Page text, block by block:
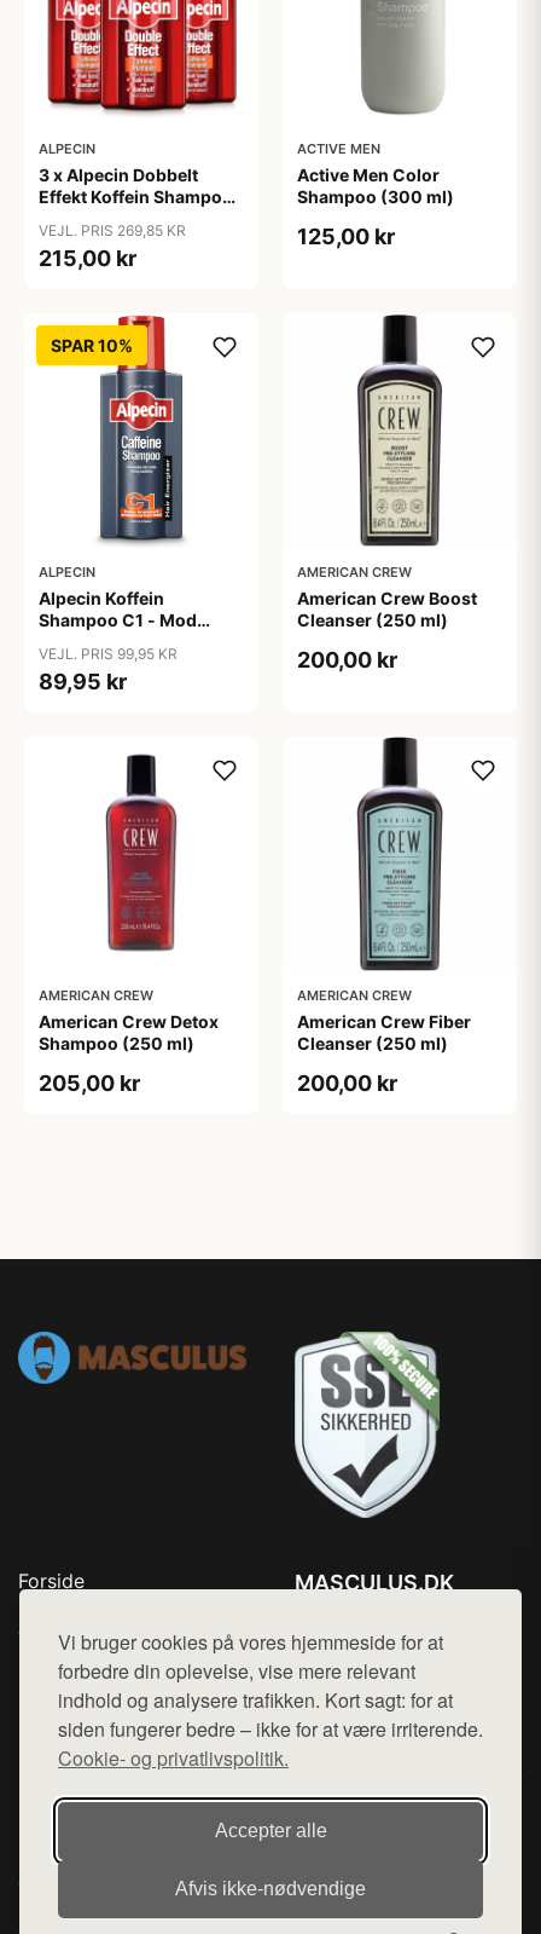
Vi bruger cookies på vores hjemmeside for at
forbedre din oplevelse, vise mere relevant
indhold og analysere trafikken. Kort sagt: for at
siden fungerer bedre – ikke for at være irriterende.
Cookie- og privatlivspolitik.
Accepter alle
Afvis ikke‑nødvendige
ALPECIN
3 x Alpecin Dobbelt
Effekt Koffein Shampoo
VEJL. PRIS 269,85 KR
215,00 kr
ACTIVE MEN
Active Men Color
Shampoo (300 ml)
125,00 kr
SPAR 10%
ALPECIN
Alpecin Koffein
Shampoo C1 - Mod
VEJL. PRIS 99,95 KR
89,95 kr
AMERICAN CREW
American Crew Boost
Cleanser (250 ml)
200,00 kr
AMERICAN CREW
American Crew Detox
Shampoo (250 ml)
205,00 kr
AMERICAN CREW
American Crew Fiber
Cleanser (250 ml)
200,00 kr
Forside
Top Rabatter
Kontakt
MASCULUS.DK
Mail: hej@want.dk
Cookie- og privatlivspolitik
Denne side er en del af want.dk, der udgiver en række
hjemmesider med præsentation af forskellige produkter fra
diverse webshops. Der sælges ikke varer fra denne side - vi
henviser til de shops, som sælger varen. Vi har heller ikke